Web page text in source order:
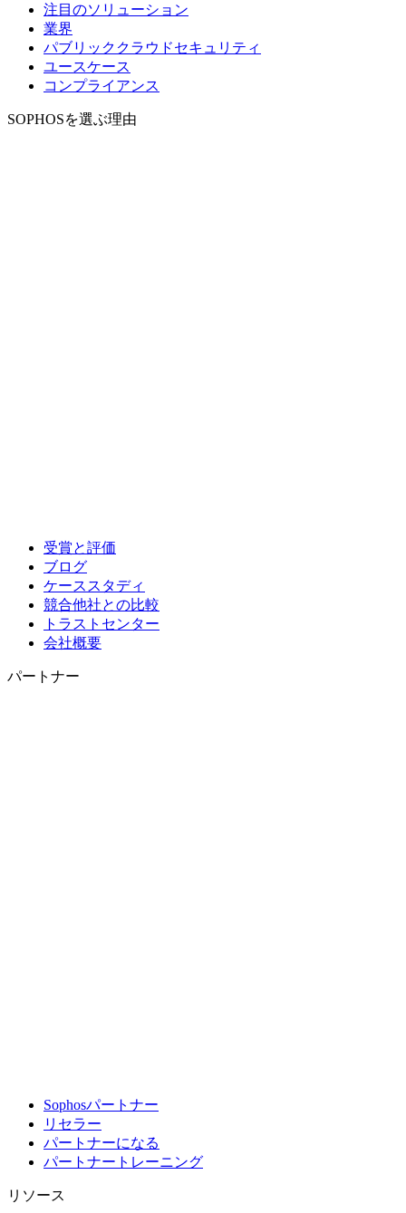
注目のソリューション
業界
パブリッククラウドセキュリティ
ユースケース
コンプライアンス
SOPHOSを選ぶ理由
受賞と評価
ブログ
ケーススタディ
競合他社との比較
トラストセンター
会社概要
パートナー
Sophosパートナー
リセラー
パートナーになる
パートナートレーニング
リソース